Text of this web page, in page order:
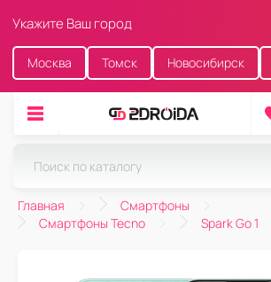
Укажите Ваш город
Москва Томск Новосибирск
Главная
Смартфоны
Смартфоны Tecno
Spark Go 1